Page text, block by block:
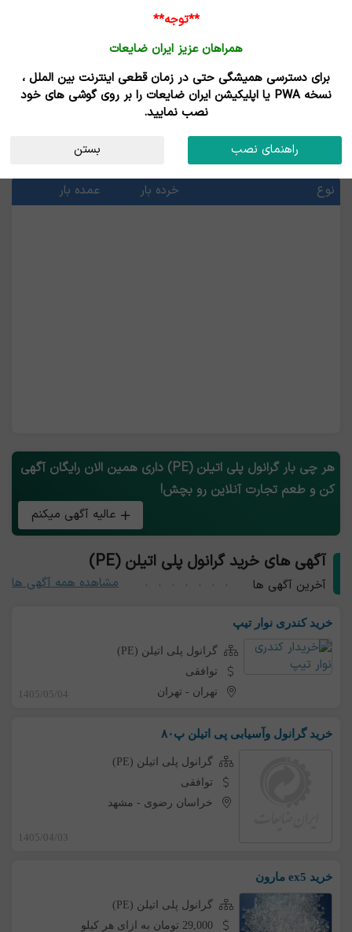
خرید و فروش گرانول پلی اتیلن (PE)
قیمت گرانول پلی اتیلن (PE)
آخرین قیمت ها
نوع
خرده بار عمده بار
هر چی بار گرانول پلی اتیلن (PE) داری همین الان رایگان آگهی
کن و طعم تجارت آنلاین رو بچش!
عالیه آگهی میکنم
آگهی های خرید گرانول پلی اتیلن (PE)
آخرین آگهی ها مشاهده همه آگهی ها
خرید کندری نوار تیپ
گرانول پلی اتیلن (PE)
توافقی
تهران - تهران 1405/05/04
خرید گرانول وآسیابی پی اتیلن پ۸۰
گرانول پلی اتیلن (PE)
توافقی
خراسان رضوی - مشهد
1405/04/03
خرید ex5 مارون
گرانول پلی اتیلن (PE)
29,000 تومان به ازای هر کیلو
**توجه**
همراهان عزیز ایران ضایعات
برای دسترسی همیشگی حتی در زمان قطعی اینترنت بین الملل ،
نسخه PWA یا اپلیکیشن ایران ضایعات را بر روی گوشی های خود
نصب نمایید.
راهنمای نصب بستن